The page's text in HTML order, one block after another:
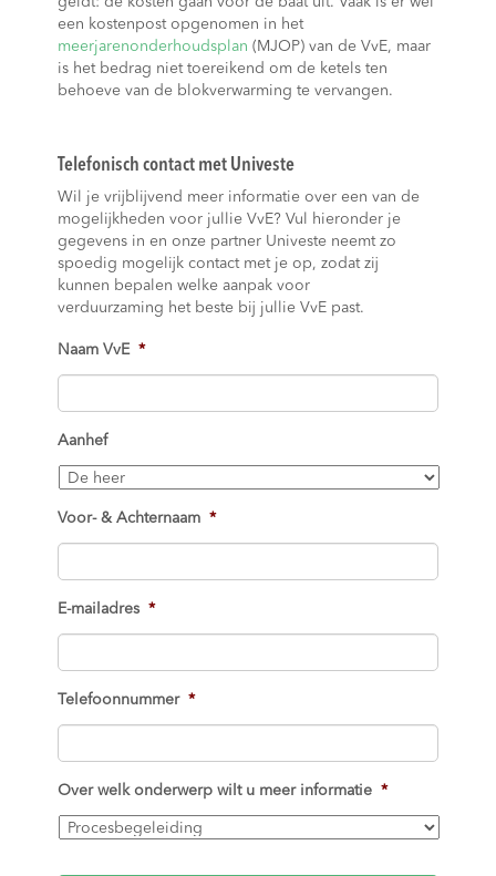
een kostenpost opgenomen in het
meerjarenonderhoudsplan (MJOP) van de VvE, maar
is het bedrag niet toereikend om de ketels ten
behoeve van de blokverwarming te vervangen.
Telefonisch contact met Univeste
Wil je vrijblijvend meer informatie over een van de
mogelijkheden voor jullie VvE? Vul hieronder je
gegevens in en onze partner Univeste neemt zo
spoedig mogelijk contact met je op, zodat zij
kunnen bepalen welke aanpak voor
verduurzaming het beste bij jullie VvE past.
Naam VvE *
Aanhef
Voor- & Achternaam *
E-mailadres *
Telefoonnummer *
Over welk onderwerp wilt u meer informatie *